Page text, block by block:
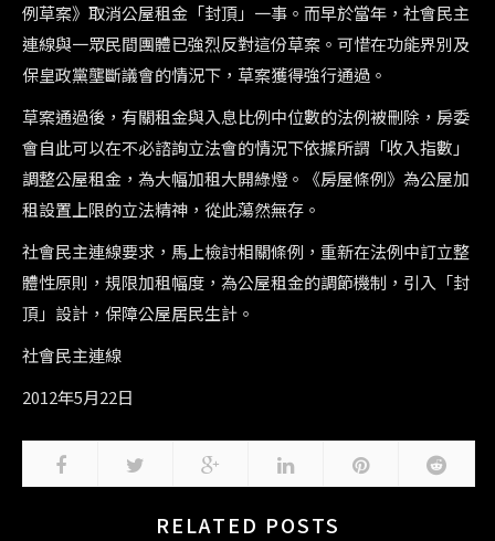
例草案》取消公屋租金「封頂」一事。而早於當年，社會民主
連線與一眾民間團體已強烈反對這份草案。可惜在功能界別及
保皇政黨壟斷議會的情況下，草案獲得強行通過。
草案通過後，有關租金與入息比例中位數的法例被刪除，房委
會自此可以在不必諮詢立法會的情況下依據所謂「收入指數」
調整公屋租金，為大幅加租大開綠燈。《房屋條例》為公屋加
租設置上限的立法精神，從此蕩然無存。
社會民主連線要求，馬上檢討相關條例，重新在法例中訂立整
體性原則，規限加租幅度，為公屋租金的調節機制，引入「封
頂」設計，保障公屋居民生計。
社會民主連線
2012年5月22日
RELATED POSTS